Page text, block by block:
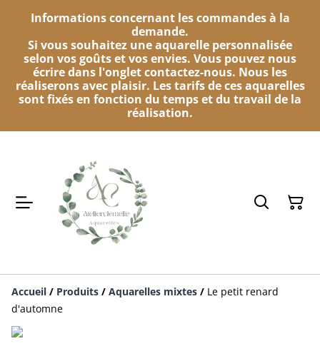
Informations concernant les commandes à la
demande.
Si vous souhaitez une aquarelle personnalisée
selon vos goûts et vos envies. Vous pouvez nous
écrire dans l'onglet contactez-nous. Nous les
réaliserons avec plaisir. Les tarifs de ces aquarelles
sont fixés en fonction du temps et du travail de la
réalisation.
Accueil / Produits / Aquarelles mixtes / Le petit renard
d'automne